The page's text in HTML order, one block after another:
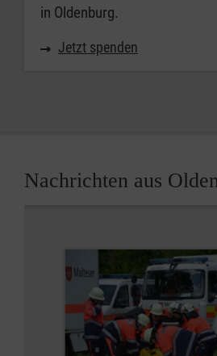
in Oldenburg.
Jetzt spenden
Nachrichten aus